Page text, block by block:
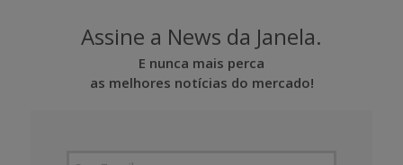
Assine a News da Janela.
E nunca mais perca
as melhores notícias do mercado!